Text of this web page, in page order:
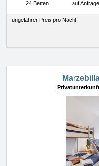
24 Betten auf Anfrage
ungefährer Preis pro Nacht: